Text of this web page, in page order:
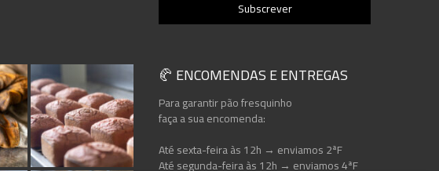
🥐 ENCOMENDAS E ENTREGAS
Para garantir pão fresquinho
faça a sua encomenda:
Até sexta-feira às 12h → enviamos 2ªF
Até segunda-feira às 12h → enviamos 4ªF